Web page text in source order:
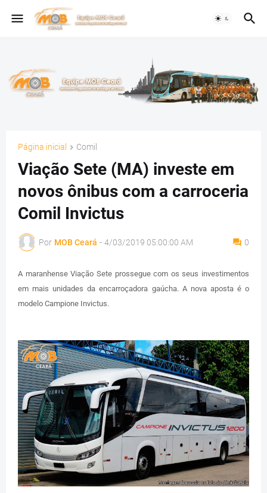
Página inicial Comil
Viação Sete (MA) investe em
novos ônibus com a carroceria
Comil Invictus
Por MOB Ceará - 4/03/2019 05:00:00 AM 0
A maranhense Viação Sete prossegue com os seus investimentos
em mais unidades da encarroçadora gaúcha. A nova aposta é o
modelo Campione Invictus.